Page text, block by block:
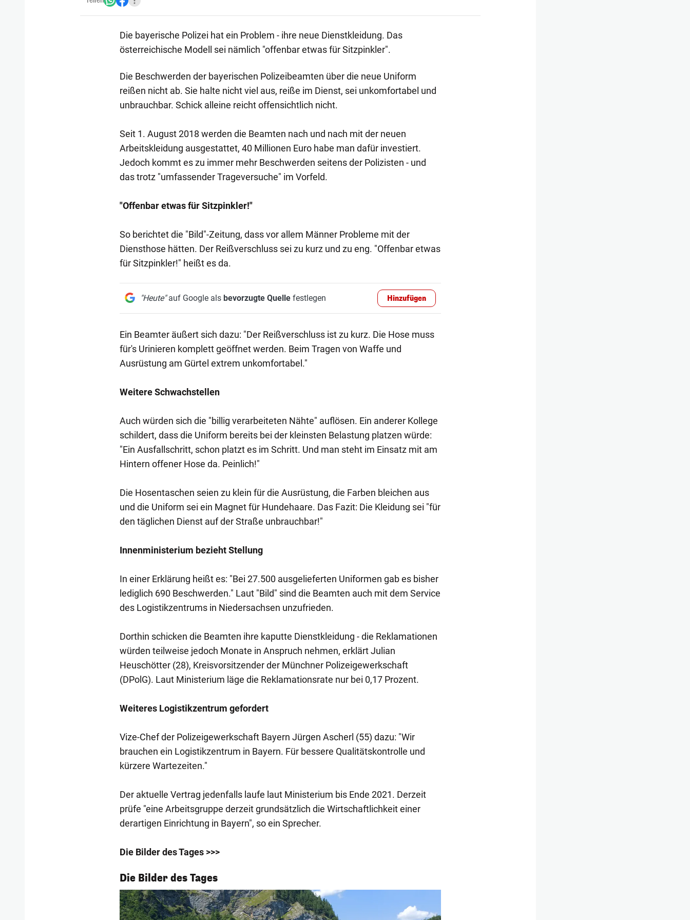
Die bayerische Polizei hat ein Problem - ihre neue Dienstkleidung. Das
österreichische Modell sei nämlich "offenbar etwas für Sitzpinkler".
Die Beschwerden der bayerischen Polizeibeamten über die neue Uniform
reißen nicht ab. Sie halte nicht viel aus, reiße im Dienst, sei unkomfortabel und
unbrauchbar. Schick alleine reicht offensichtlich nicht.
Seit 1. August 2018 werden die Beamten nach und nach mit der neuen
Arbeitskleidung ausgestattet, 40 Millionen Euro habe man dafür investiert.
Jedoch kommt es zu immer mehr Beschwerden seitens der Polizisten - und
das trotz "umfassender Trageversuche" im Vorfeld.
"Offenbar etwas für Sitzpinkler!"
So berichtet die "Bild"-Zeitung, dass vor allem Männer Probleme mit der
Diensthose hätten. Der Reißverschluss sei zu kurz und zu eng. "Offenbar etwas
für Sitzpinkler!" heißt es da.
"Heute"auf Google als bevorzugte Quellefestlegen Hinzufügen
Ein Beamter äußert sich dazu: "Der Reißverschluss ist zu kurz. Die Hose muss
für's Urinieren komplett geöffnet werden. Beim Tragen von Waffe und
Ausrüstung am Gürtel extrem unkomfortabel."
Weitere Schwachstellen
Auch würden sich die "billig verarbeiteten Nähte" auflösen. Ein anderer Kollege
schildert, dass die Uniform bereits bei der kleinsten Belastung platzen würde:
"Ein Ausfallschritt, schon platzt es im Schritt. Und man steht im Einsatz mit am
Hintern offener Hose da. Peinlich!"
Die Hosentaschen seien zu klein für die Ausrüstung, die Farben bleichen aus
und die Uniform sei ein Magnet für Hundehaare. Das Fazit: Die Kleidung sei "für
den täglichen Dienst auf der Straße unbrauchbar!"
Innenministerium bezieht Stellung
In einer Erklärung heißt es: "Bei 27.500 ausgelieferten Uniformen gab es bisher
lediglich 690 Beschwerden." Laut "Bild" sind die Beamten auch mit dem Service
des Logistikzentrums in Niedersachsen unzufrieden.
Dorthin schicken die Beamten ihre kaputte Dienstkleidung - die Reklamationen
würden teilweise jedoch Monate in Anspruch nehmen, erklärt Julian
Heuschötter (28), Kreisvorsitzender der Münchner Polizeigewerkschaft
(DPolG). Laut Ministerium läge die Reklamationsrate nur bei 0,17 Prozent.
Weiteres Logistikzentrum gefordert
Vize-Chef der Polizeigewerkschaft Bayern Jürgen Ascherl (55) dazu: "Wir
brauchen ein Logistikzentrum in Bayern. Für bessere Qualitätskontrolle und
kürzere Wartezeiten."
Der aktuelle Vertrag jedenfalls laufe laut Ministerium bis Ende 2021. Derzeit
prüfe "eine Arbeitsgruppe derzeit grundsätzlich die Wirtschaftlichkeit einer
derartigen Einrichtung in Bayern", so ein Sprecher.
Die Bilder des Tages >>>
Die Bilder des Tages
1/55